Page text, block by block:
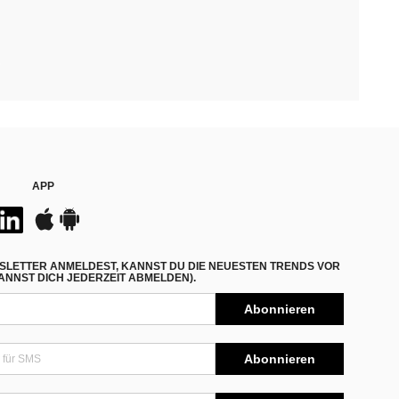
APP
ANMELDEST, KANNST DU DIE NEUESTEN TRENDS VOR
DICH JEDERZEIT ABMELDEN).
Abonnieren
Abonnieren